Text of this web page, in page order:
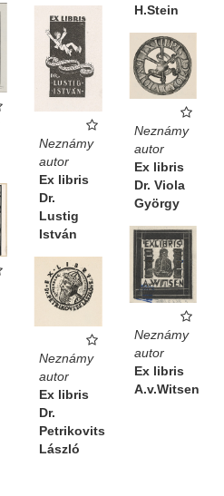
H.Stein
Neznámy
autor
Ex libris
Dr.
Lustig
István
Neznámy
autor
Ex libris
Dr. Viola
György
Neznámy
autor
Ex libris
A.v.Witsen
Neznámy
autor
Ex libris
Dr.
Petrikovits
László